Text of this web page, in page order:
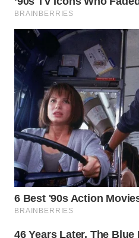
WN
TAPANULI
SELATAN
TANJUNG
LESUNG
WN
KARO
WN
SIMALUNGUN
WN